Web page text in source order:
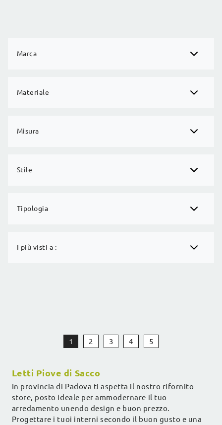
Marca
Materiale
Misura
Stile
Tipologia
I più visti a :
1 2 3 4 5
Letti Piove di Sacco
In provincia di Padova ti aspetta il nostro rifornito
store, posto ideale per ammodernare il tuo
arredamento unendo design e buon prezzo.
Progettare i tuoi interni secondo il buon gusto e una